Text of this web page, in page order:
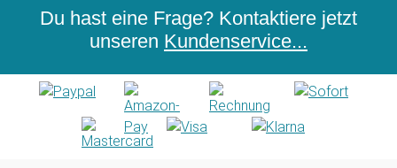
Du hast eine Frage? Kontaktiere jetzt
unseren Kundenservice...